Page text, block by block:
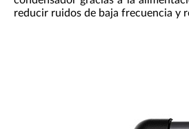
reducir ruidos de baja frecuencia y